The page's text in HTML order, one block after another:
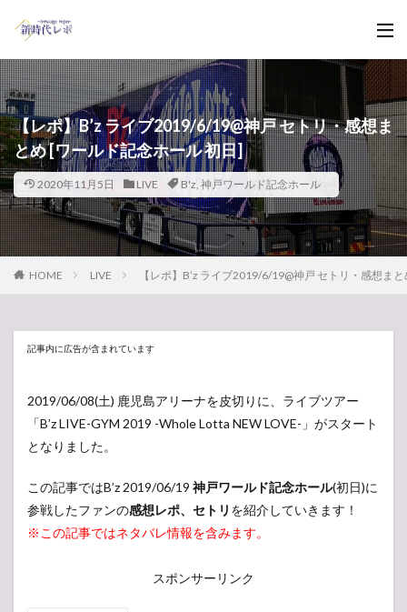
【レポ】B’z ライブ2019/6/19@神戸 セトリ・感想ま
とめ [ワールド記念ホール 初日]
2020年11月5日 LIVE B'z, 神戸ワールド記念ホール
HOME LIVE 【レポ】B’z ライブ2019/6/19@神戸 セトリ・感想ま
記事内に広告が含まれています
2019/06/08(土) 鹿児島アリーナを皮切りに、ライブツアー
「B’z LIVE-GYM 2019 -Whole Lotta NEW LOVE-」がスタート
となりました。
この記事ではB’z 2019/06/19 神戸ワールド記念ホール(初日)に
参戦したファンの感想レポ、セトリ を紹介していきます！
※この記事ではネタバレ情報を含みます。
スポンサーリンク